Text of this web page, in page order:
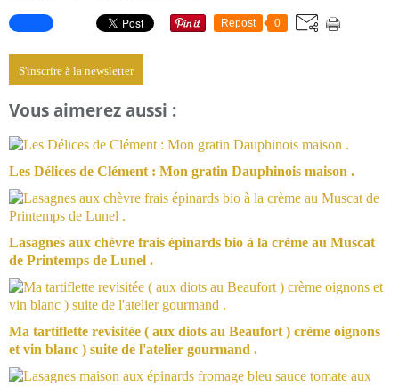
Repost 0
S'inscrire à la newsletter
Vous aimerez aussi :
Les Délices de Clément : Mon gratin Dauphinois maison .
Lasagnes aux chèvre frais épinards bio à la crème au Muscat
de Printemps de Lunel .
Ma tartiflette revisitée ( aux diots au Beaufort ) crème oignons
et vin blanc ) suite de l'atelier gourmand .